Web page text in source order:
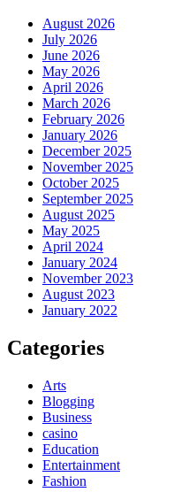
August 2026
July 2026
June 2026
May 2026
April 2026
March 2026
February 2026
January 2026
December 2025
November 2025
October 2025
September 2025
August 2025
May 2025
April 2024
January 2024
November 2023
August 2023
January 2022
Categories
Arts
Blogging
Business
casino
Education
Entertainment
Fashion